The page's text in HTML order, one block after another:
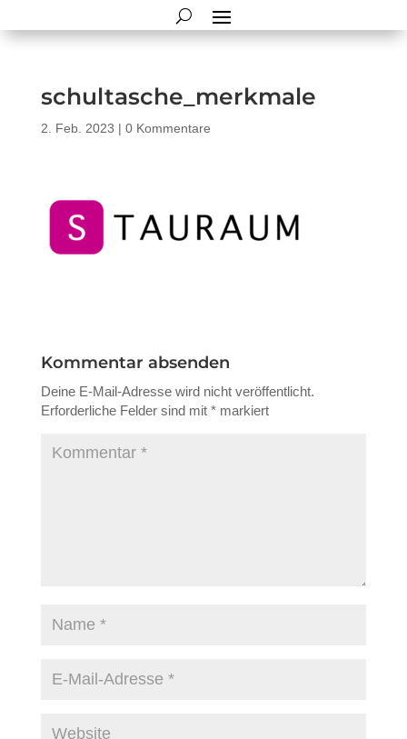
schultasche_merkmale
2. Feb. 2023 | 0 Kommentare
Kommentar absenden
Deine E-Mail-Adresse wird nicht veröffentlicht.
Erforderliche Felder sind mit *markiert